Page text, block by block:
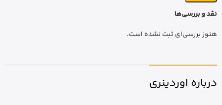
نقد و بررسی‌ها
هنوز بررسی‌ای ثبت نشده است.
درباره اوردینری